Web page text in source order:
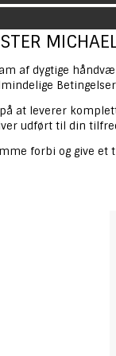
af dygtige
at leverer
udført til din
forbi og give